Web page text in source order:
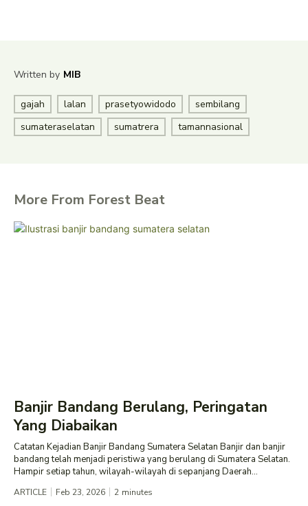
Written by MIB
gajah lalan prasetyowidodo
sembilang
sumateraselatan
sumatrera tamannasional
More From Forest Beat
Banjir Bandang Berulang, Peringatan
Yang Diabaikan
Catatan Kejadian Banjir Bandang Sumatera Selatan Banjir dan banjir
bandang telah menjadi peristiwa yang berulang di Sumatera Selatan.
Hampir setiap tahun, wilayah-wilayah di sepanjang Daerah...
ARTICLE Feb 23, 2026 2 minutes